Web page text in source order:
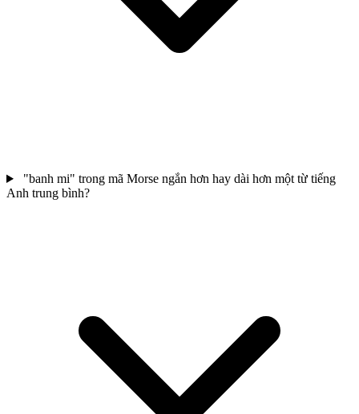
"banh mi" trong mã Morse ngắn hơn hay dài hơn một từ tiếng
Anh trung bình?